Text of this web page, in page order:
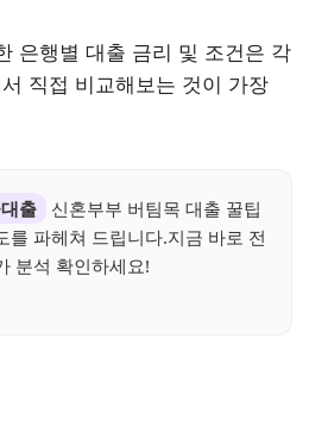
은행별 대출 금리 및 조건은 각
직접 비교해보는 것이 가장
출
신혼부부 버팀목 대출 꿀팁
를 파헤쳐 드립니다.지금 바로 전
분석 확인하세요!